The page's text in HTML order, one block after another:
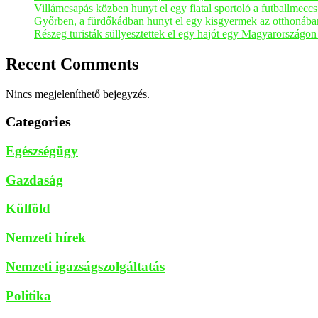
Villámcsapás közben hunyt el egy fiatal sportoló a
Győrben, a fürdőkádban hunyt el egy kisgyermek az
Részeg turisták süllyesztettek el egy hajót egy
Recent Comments
Nincs megjeleníthető bejegyzés.
Categories
Egészségügy
Gazdaság
Külföld
Nemzeti hírek
Nemzeti igazságszolgáltatás
Politika